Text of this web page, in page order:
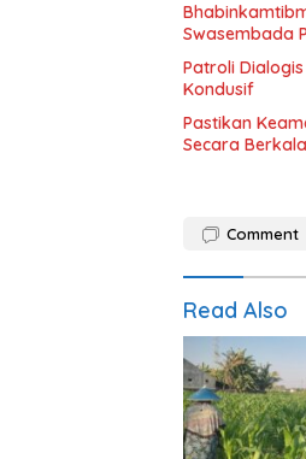
Swasembada
Patroli
Kondusif
Pastikan
Secara Berkala
Comment
Read Also